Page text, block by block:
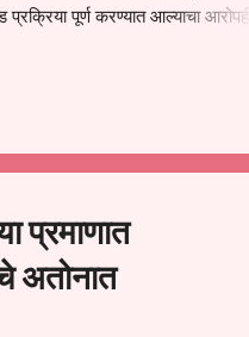
पूर्ण करण्यात आल्याचा आरोपही
जिल्हा शिक्षण अधिकारी (प्राथमिक),
काय निर्णय घेते, याकडे पालकांचे
प्रमाणात
अतोनात